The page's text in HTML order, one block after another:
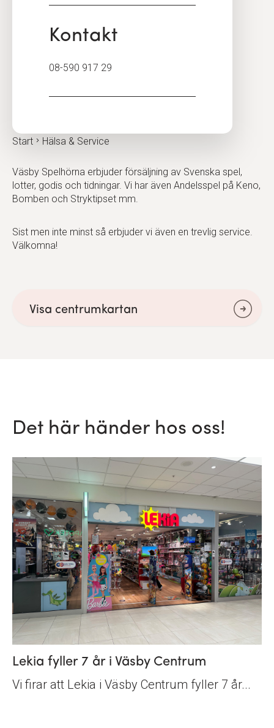
Start Hälsa & Service
Väsby Spelhörna erbjuder försäljning av Svenska spel,
lotter, godis och tidningar. Vi har även Andelsspel på Keno,
Bomben och Stryktipset mm.
Sist men inte minst så erbjuder vi även en trevlig service.
Välkomna!
Visa centrumkartan
Kontakt
08-590 917 29
Det här händer hos oss!
Lekia fyller 7 år i Väsby Centrum
Vi firar att Lekia i Väsby Centrum fyller 7 år...